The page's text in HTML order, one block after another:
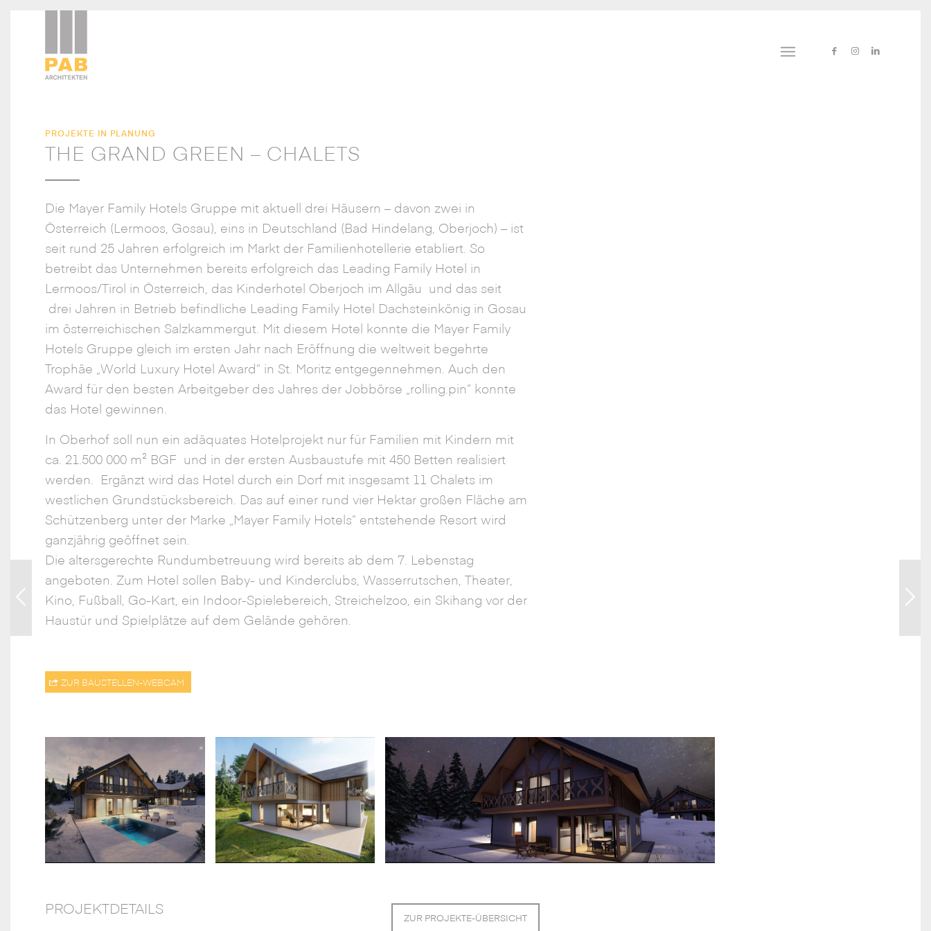
PROJEKTE IN PLANUNG
THE GRAND GREEN – CHALETS
Die Mayer Family Hotels Gruppe mit aktuell drei Häusern – davon zwei in
Österreich (Lermoos, Gosau), eins in Deutschland (Bad Hindelang, Oberjoch) – ist
seit rund 25 Jahren erfolgreich im Markt der Familienhotellerie etabliert. So
betreibt das Unternehmen bereits erfolgreich das Leading Family Hotel in
Lermoos/Tirol in Österreich, das Kinderhotel Oberjoch im Allgäu und das seit
drei Jahren in Betrieb befindliche Leading Family Hotel Dachsteinkönig in Gosau
im österreichischen Salzkammergut. Mit diesem Hotel konnte die Mayer Family
Hotels Gruppe gleich im ersten Jahr nach Eröffnung die weltweit begehrte
Trophäe „World Luxury Hotel Award“ in St. Moritz entgegennehmen. Auch den
Award für den besten Arbeitgeber des Jahres der Jobbörse „rolling.pin“ konnte
das Hotel gewinnen.
In Oberhof soll nun ein adäquates Hotelprojekt nur für Familien mit Kindern mit
ca. 21.500 000 m² BGF und in der ersten Ausbaustufe mit 450 Betten realisiert
werden. Ergänzt wird das Hotel durch ein Dorf mit insgesamt 11 Chalets im
westlichen Grundstücksbereich. Das auf einer rund vier Hektar großen Fläche am
Schützenberg unter der Marke „Mayer Family Hotels“ entstehende Resort wird
ganzjährig geöffnet sein.
Die altersgerechte Rundumbetreuung wird bereits ab dem 7. Lebenstag
angeboten. Zum Hotel sollen Baby- und Kinderclubs, Wasserrutschen, Theater,
Kino, Fußball, Go-Kart, ein Indoor-Spielebereich, Streichelzoo, ein Skihang vor der
Haustür und Spielplätze auf dem Gelände gehören.
ZUR BAUSTELLEN-WEBCAM
PROJEKTDETAILS
ZUR PROJEKTE-ÜBERSICHT
Family Hotel Oberhof